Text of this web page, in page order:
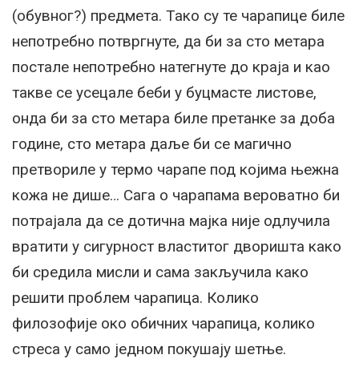
(обувног?) предмета. Тако су те чарапице биле
непотребно потвргнуте, да би за сто метара
постале непотребно натегнуте до краја и као
такве се усецале беби у буцмасте листове,
онда би за сто метара биле претанке за доба
године, сто метара даље би се магично
претвориле у термо чарапе под којима њежна
кожа не дише… Сага о чарапама вероватно би
потрајала да се дотична мајка није одлучила
вратити у сигурност властитог дворишта како
би средила мисли и сама закључила како
решити проблем чарапица. Колико
филозофије око обичних чарапица, колико
стреса у само једном покушају шетње.